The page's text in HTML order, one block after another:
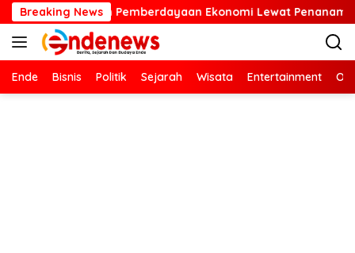
Langsung
ke
konten
Breaking News
dan Pemberdayaan Ekonomi Lewat Penanaman Bibit Kopi
Ende Bisnis Politik Sejarah Wisata Entertainment